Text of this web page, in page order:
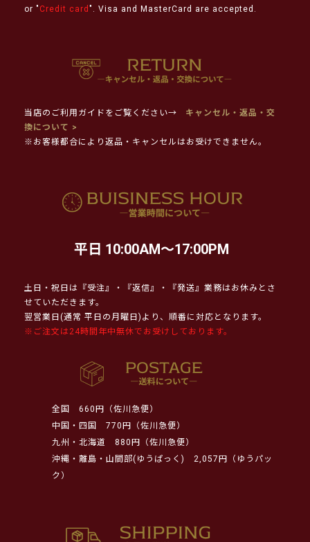
or " Credit card ". Visa and MasterCard are accepted.
当店のご利用ガイドをご覧ください→
キャンセル・返品・交
換について >
※お客様都合により返品・キャンセルはお受けできません。
平日 10:00AM～17:00PM
土日・祝日は『受注』・『返信』・『発送』業務はお休みとさ
せていただきます。
翌営業日(通常 平日の月曜日)より、順番に対応となります。
※ご注文は24時間年中無休でお受けしております。
全国
660円（佐川急便）
中国・四国
770円（佐川急便）
九州・北海道
880円（佐川急便）
沖縄・離島・山間部(ゆうぱっく)
2,057円（ゆうパッ
ク）